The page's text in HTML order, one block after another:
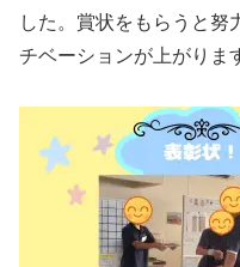
した。賞状をもらうと努
チベーションが上がりま